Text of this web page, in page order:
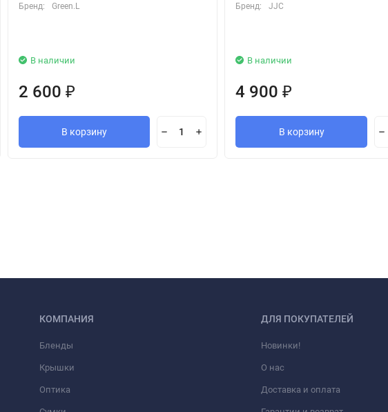
Бренд: Green.L
В наличии
2 600 ₽
В корзину
Бренд: JJC
В наличии
4 900₽
В корзину
КОМПАНИЯ
Бленды
Крышки
Оптика
ДЛЯ ПОКУПАТЕЛЕЙ
Новинки!
О нас
Доставка и оплата